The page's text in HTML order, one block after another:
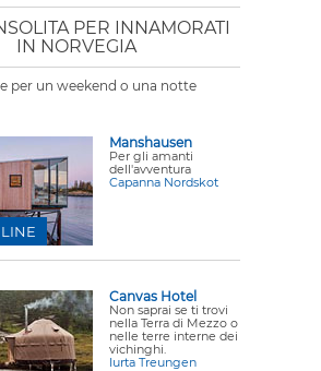
PER INNAMORATI
IN NORVEGIA
per un weekend o una notte
Manshausen
Per gli amanti
dell'avventura
Capanna Nordskot
Canvas Hotel
Non saprai se ti trovi
nella Terra di Mezzo o
nelle terre interne dei
vichinghi.
Iurta Treungen